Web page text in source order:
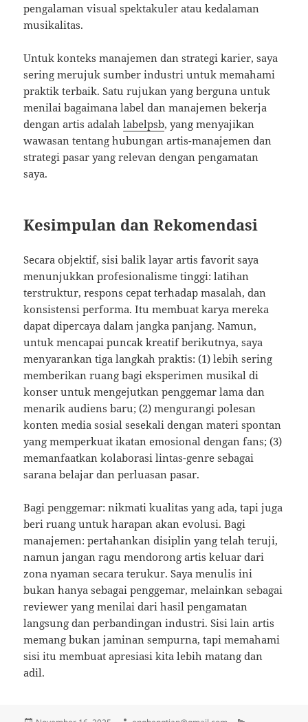
pengalaman visual spektakuler atau kedalaman
musikalitas.
Untuk konteks manajemen dan strategi karier, saya
sering merujuk sumber industri untuk memahami
praktik terbaik. Satu rujukan yang berguna untuk
menilai bagaimana label dan manajemen bekerja
dengan artis adalahlabelpsb, yang menyajikan
wawasan tentang hubungan artis-manajemen dan
strategi pasar yang relevan dengan pengamatan
saya.
Kesimpulan dan Rekomendasi
Secara objektif, sisi balik layar artis favorit saya
menunjukkan profesionalisme tinggi: latihan
terstruktur, respons cepat terhadap masalah, dan
konsistensi performa. Itu membuat karya mereka
dapat dipercaya dalam jangka panjang. Namun,
untuk mencapai puncak kreatif berikutnya, saya
menyarankan tiga langkah praktis: (1) lebih sering
memberikan ruang bagi eksperimen musikal di
konser untuk mengejutkan penggemar lama dan
menarik audiens baru; (2) mengurangi polesan
konten media sosial sesekali dengan materi spontan
yang memperkuat ikatan emosional dengan fans; (3)
memanfaatkan kolaborasi lintas-genre sebagai
sarana belajar dan perluasan pasar.
Bagi penggemar: nikmati kualitas yang ada, tapi juga
beri ruang untuk harapan akan evolusi. Bagi
manajemen: pertahankan disiplin yang telah teruji,
namun jangan ragu mendorong artis keluar dari
zona nyaman secara terukur. Saya menulis ini
bukan hanya sebagai penggemar, melainkan sebagai
reviewer yang menilai dari hasil pengamatan
langsung dan perbandingan industri. Sisi lain artis
memang bukan jaminan sempurna, tapi memahami
sisi itu membuat apresiasi kita lebih matang dan
adil.